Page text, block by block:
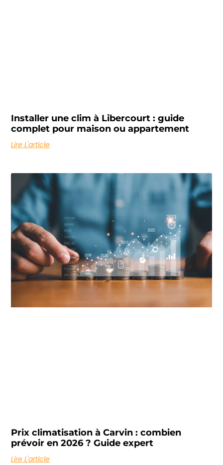
Installer une clim à Libercourt : guide
complet pour maison ou appartement
Lire L'article
Prix climatisation à Carvin : combien
prévoir en 2026 ? Guide expert
Lire L'article